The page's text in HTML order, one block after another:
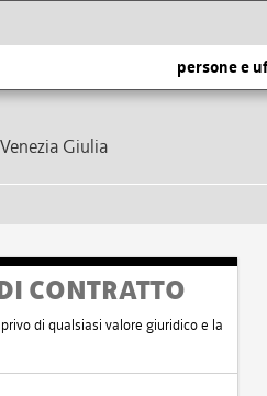
persone e
Giulia
CONTRATTO
di qualsiasi valore giuridico e la